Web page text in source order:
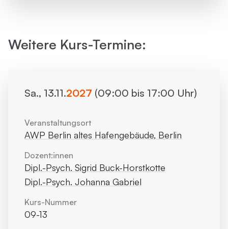
Weitere Kurs-Termine:
Sa., 13.11.2027 (09:00 bis 17:00 Uhr)
Veranstaltungsort
AWP Berlin altes Hafengebäude, Berlin
Dozent:innen
Dipl.-Psych. Sigrid Buck-Horstkotte
Dipl.-Psych. Johanna Gabriel
Kurs-Nummer
09-13